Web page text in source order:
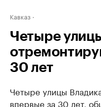
Кавказ
Четыре
30 лет
Четыре улицы
впервые за 30 лет,